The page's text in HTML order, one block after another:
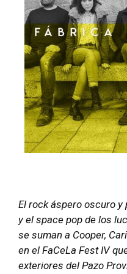
El rock áspero oscuro y
y el space pop de los
se suman a Cooper,
en el FaCeLa Fest IV
exteriores del Pazo